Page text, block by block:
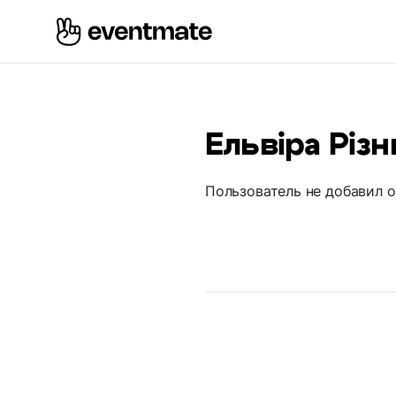
Ельвіра
Пользователь не добавил